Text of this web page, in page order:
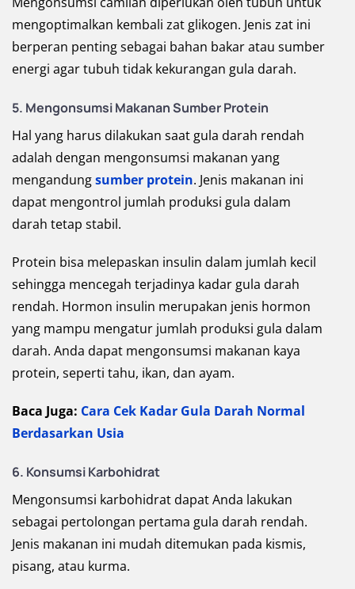
mengoptimalkan kembali zat glikogen. Jenis zat ini
berperan penting sebagai bahan bakar atau sumber
energi agar tubuh tidak kekurangan gula darah.
5. Mengonsumsi Makanan Sumber Protein
Hal yang harus dilakukan saat gula darah rendah
adalah dengan mengonsumsi makanan yang
mengandungsumber protein. Jenis makanan ini
dapat mengontrol jumlah produksi gula dalam
darah tetap stabil.
Protein bisa melepaskan insulin dalam jumlah kecil
sehingga mencegah terjadinya kadar gula darah
rendah. Hormon insulin merupakan jenis hormon
yang mampu mengatur jumlah produksi gula dalam
darah. Anda dapat mengonsumsi makanan kaya
protein, seperti tahu, ikan, dan ayam.
Baca Juga: Cara Cek Kadar Gula Darah Normal
Berdasarkan Usia
6. Konsumsi Karbohidrat
Mengonsumsi karbohidrat dapat Anda lakukan
sebagai pertolongan pertama gula darah rendah.
Jenis makanan ini mudah ditemukan pada kismis,
pisang, atau kurma.